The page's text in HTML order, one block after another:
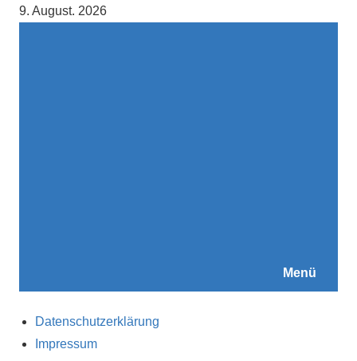
Zum9. August. 2026
Menü
Datenschutzerklärung
Impressum